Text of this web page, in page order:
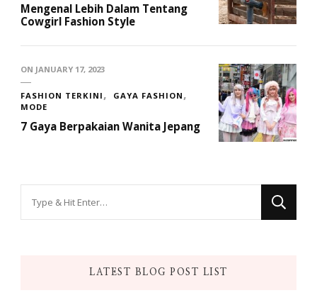
Mengenal Lebih Dalam Tentang
Cowgirl Fashion Style
ON JANUARY 17, 2023
FASHION TERKINI
GAYA FASHION
MODE
7 Gaya Berpakaian Wanita Jepang
LATEST BLOG POST LIST